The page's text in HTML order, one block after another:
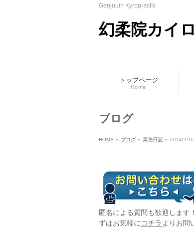
Genjuuin Kyropractic
幻柔院カイ
トップページ
Home
ブログ
HOME » ブログ » 業務日記 » 2014/2/16
匿名による質問も歓迎します
ずはお気軽に コチラ よりお問